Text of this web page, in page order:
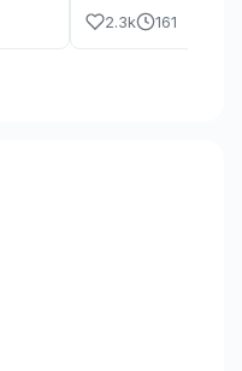
selama ini. Engkau
2.3k 161